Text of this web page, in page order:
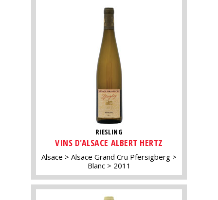
RIESLING
VINS D'ALSACE ALBERT HERTZ
Alsace
Alsace Grand Cru Pfersigberg
Blanc
2011